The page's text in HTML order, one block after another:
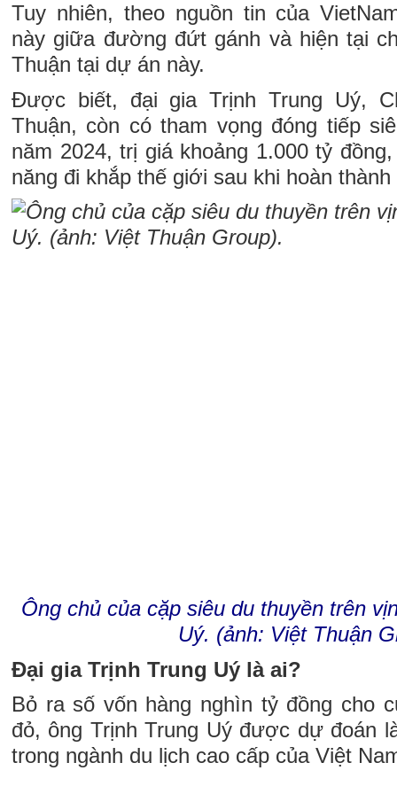
Tuy nhiên, theo nguồn tin của
này giữa đường đứt gánh và hiện tại
Thuận tại dự án này.
Được biết, đại gia Trịnh Trung Uý,
Thuận, còn có tham vọng đóng tiếp
năm 2024, trị giá khoảng 1.000 tỷ
năng đi khắp thế giới sau khi hoàn
Ông chủ của cặp siêu du thuyền trên
Uý. (ảnh: Việt Thuận
Đại gia Trịnh Trung Uý là ai?
Bỏ ra số vốn hàng nghìn tỷ đồng cho
đỏ, ông Trịnh Trung Uý được dự đoán
trong ngành du lịch cao cấp của Việt